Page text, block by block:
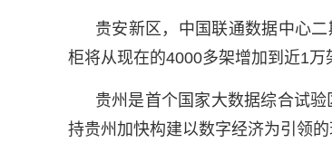
贵安新区，中国联通数据中心
柜将从现在的4000多架增加到近1万
贵州是首个国家大数据综合试
持贵州加快构建以数字经济为引领